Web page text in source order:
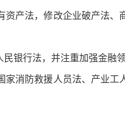
产法，修改企业破产法
银行法，并注重加强金融
消防救援人员法、产业